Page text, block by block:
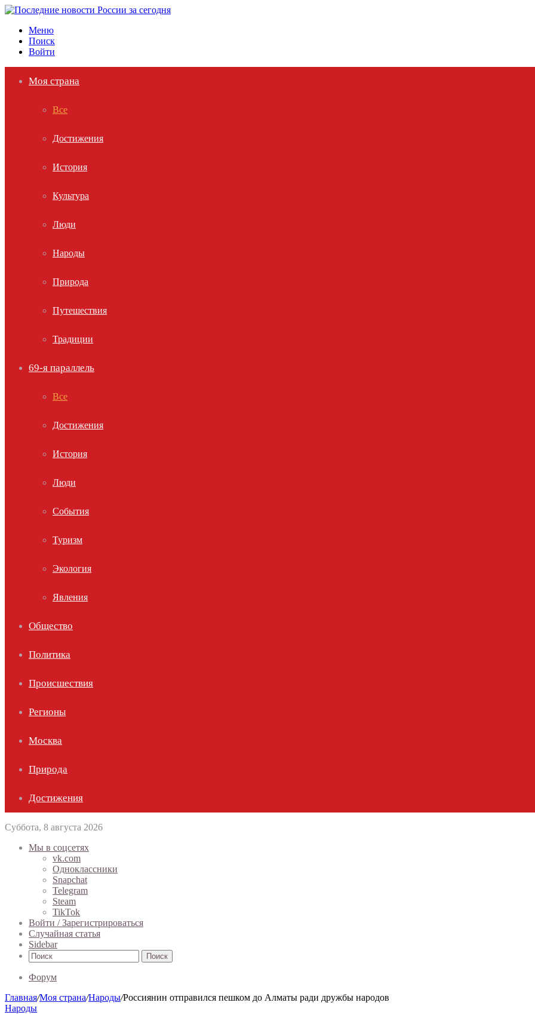
Меню
Поиск
Войти
Моя страна
Все
Достижения
История
Культура
Люди
Народы
Природа
Путешествия
Традиции
69-я параллель
Все
Достижения
История
Люди
События
Туризм
Экология
Явления
Общество
Политика
Происшествия
Регионы
Москва
Природа
Достижения
Суббота, 8 августа 2026
Мы в соцсетях
vk.com
Одноклассники
Snapchat
Telegram
Steam
TikTok
Войти / Зарегистрироваться
Случайная статья
Sidebar
Поиск
Форум
Главная/Моя страна/Народы/Россиянин отправился пешком до Алматы ради дружбы народов
Народы